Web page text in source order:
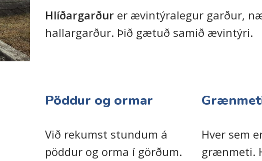
Hlíðargarður er ævintýralegur garður,
hallargarður. Þið gætuð samið ævintýri.
Pöddur og ormar
Við rekumst stundum á
pöddur og orma í görðum.
Hver sem
grænmeti.